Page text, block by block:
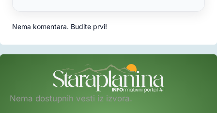
Nema komentara. Budite prvi!
Nema dostupnih vesti iz izvora.